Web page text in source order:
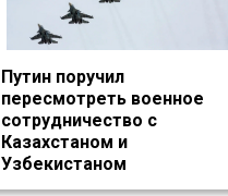
Путин поручил
пересмотреть военное
сотрудничество с
Казахстаном и
Узбекистаном